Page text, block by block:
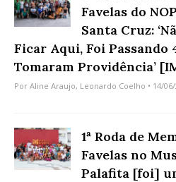
Favelas do
Santa Cruz:
Ficar Aqui, Foi Passando
Tomaram Providência’
Por Aline Araujo, Leonardo Coelho • 14/
1ª Roda de
Favelas no
Palafita [foi]